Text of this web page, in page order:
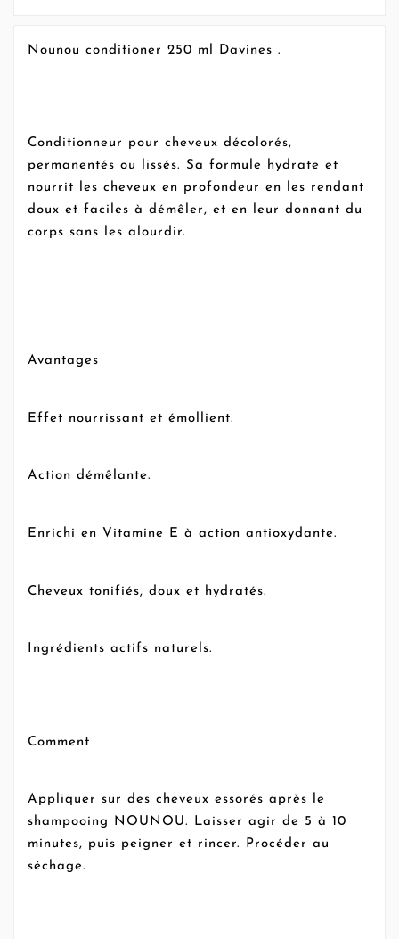
Nounou conditioner 250 ml Davines .
Conditionneur pour cheveux décolorés,
permanentés ou lissés. Sa formule hydrate et
nourrit les cheveux en profondeur en les rendant
doux et faciles à démêler, et en leur donnant du
corps sans les alourdir.
Avantages
Effet nourrissant et émollient.
Action démêlante.
Enrichi en Vitamine E à action antioxydante.
Cheveux tonifiés, doux et hydratés.
Ingrédients actifs naturels.
Comment
Appliquer sur des cheveux essorés après le
shampooing NOUNOU. Laisser agir de 5 à 10
minutes, puis peigner et rincer. Procéder au
séchage.